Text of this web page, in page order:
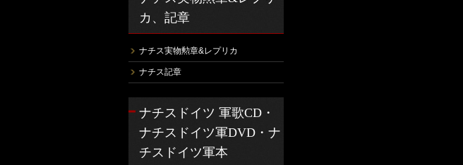
カ、記章
ナチス実物勲章&レプリカ
ナチス記章
ナチスドイツ 軍歌CD・
ナチスドイツ軍DVD・ナ
チスドイツ軍本